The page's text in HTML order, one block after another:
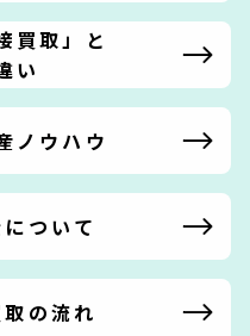
買取」と
い
ノウハウ
ついて
の流れ